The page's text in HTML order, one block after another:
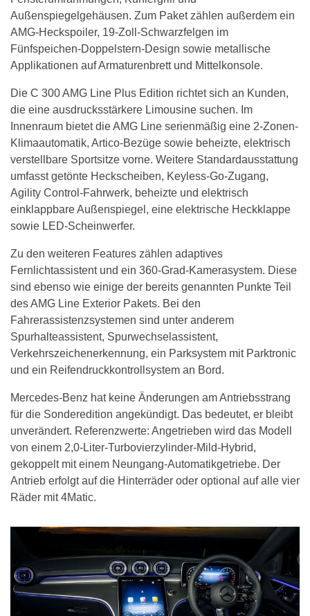
Außenspiegelgehäusen. Zum Paket zählen außerdem ein
AMG-Heckspoiler, 19-Zoll-Schwarzfelgen im
Fünfspeichen-Doppelstern-Design sowie metallische
Applikationen auf Armaturenbrett und Mittelkonsole.
Die C 300 AMG Line Plus Edition richtet sich an Kunden,
die eine ausdrucksstärkere Limousine suchen. Im
Innenraum bietet die AMG Line serienmäßig eine 2-Zonen-
Klimaautomatik, Artico-Bezüge sowie beheizte, elektrisch
verstellbare Sportsitze vorne. Weitere Standardausstattung
umfasst getönte Heckscheiben, Keyless-Go-Zugang,
Agility Control-Fahrwerk, beheizte und elektrisch
einklappbare Außenspiegel, eine elektrische Heckklappe
sowie LED-Scheinwerfer.
Zu den weiteren Features zählen adaptives
Fernlichtassistent und ein 360-Grad-Kamerasystem. Diese
sind ebenso wie einige der bereits genannten Punkte Teil
des AMG Line Exterior Pakets. Bei den
Fahrerassistenzsystemen sind unter anderem
Spurhalteassistent, Spurwechselassistent,
Verkehrszeichenerkennung, ein Parksystem mit Parktronic
und ein Reifendruckkontrollsystem an Bord.
Mercedes-Benz hat keine Änderungen am Antriebsstrang
für die Sonderedition angekündigt. Das bedeutet, er bleibt
unverändert. Referenzwerte: Angetrieben wird das Modell
von einem 2,0-Liter-Turbovierzylinder-Mild-Hybrid,
gekoppelt mit einem Neungang-Automatikgetriebe. Der
Antrieb erfolgt auf die Hinterräder oder optional auf alle vier
Räder mit 4Matic.